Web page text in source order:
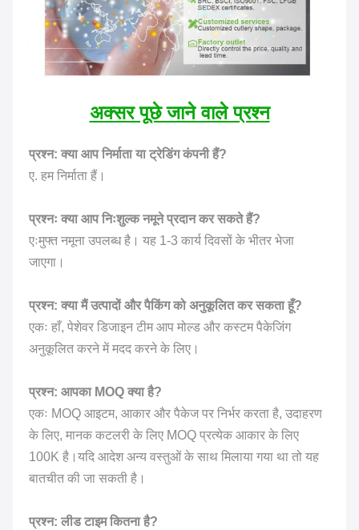
अक्सर पूछे जाने वाले प्रश्न
प्रश्न: क्या आप निर्माता या ट्रेडिंग कंपनी हैं?
ए. हम निर्माता हैं।
प्रश्नः क्या आप निःशुल्क नमूने प्रदान कर सकते हैं?
एःमुफ्त नमूना उपलब्ध है। यह 1-3 कार्य दिवसों के भीतर भेजा
जाएगा।
प्रश्न: क्या मैं उत्पादों और पैकिंग को अनुकूलित कर सकता हूँ?
एकः हाँ, पेशेवर डिजाइन टीम आप मोल्ड और कस्टम पैकेजिंग
अनुकूलित करने में मदद करने के लिए।
प्रश्न: आपका MOQ क्या है?
एकः MOQ आइटम, आकार और पैकेज पर निर्भर करता है, उदाहरण
के लिए, मानक कटलरी के लिए MOQ प्रत्येक आकार के लिए
100K है। यदि आदेश अन्य वस्तुओं के साथ मिलाया गया था तो यह
बातचीत की जा सकती है।
प्रश्न: लीड टाइम कितना है?